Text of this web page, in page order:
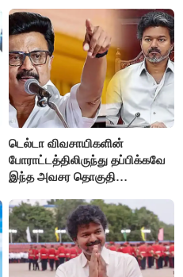
டெல்டா விவசாயிகளின்
போராட்டத்திலிருந்து தப்பிக்கவே
இந்த அவசர தொகுதி
அரங்கேற்றுகிறார் முதலமைச்சர் -
திமுக ஐடி விங்..!!